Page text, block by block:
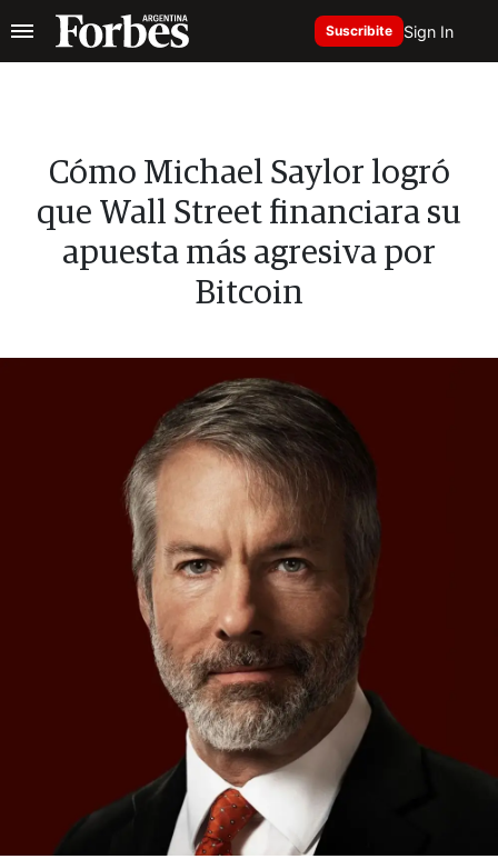
Suscribite Sign In
Cómo Michael Saylor logró
que Wall Street financiara su
apuesta más agresiva por
Bitcoin